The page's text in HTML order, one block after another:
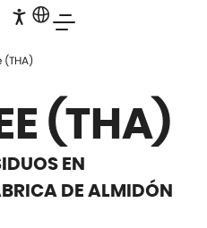
(THA)
EN
DE ALMIDÓN